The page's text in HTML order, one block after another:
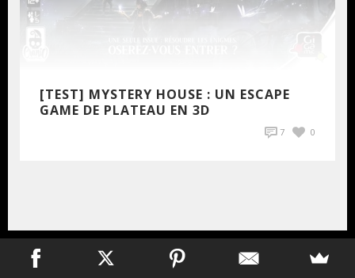
[TEST] MYSTERY HOUSE : UN ESCAPE
GAME DE PLATEAU EN 3D
7 0